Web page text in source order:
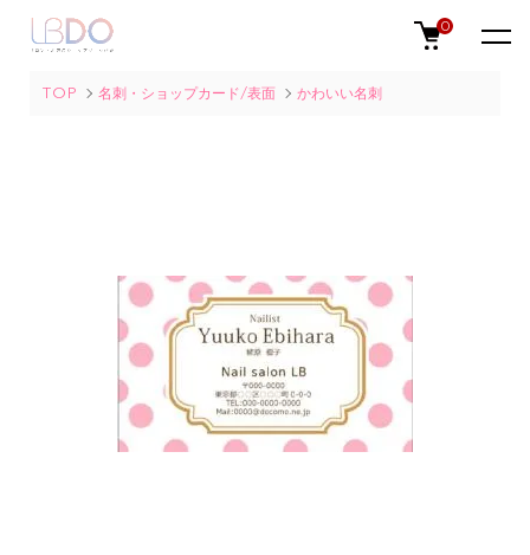
0
TOP 名刺・ショップカード/表面 かわいい名刺